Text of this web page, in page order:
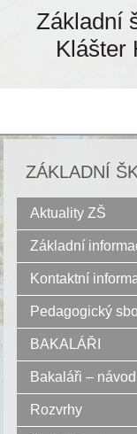
Základní
Klášter
ZÁKLADNÍ
Aktuality ZŠ
Základní
Kontaktní
Pedagogický
BAKALÁŘI
Bakaláři – návod
Rozvrhy